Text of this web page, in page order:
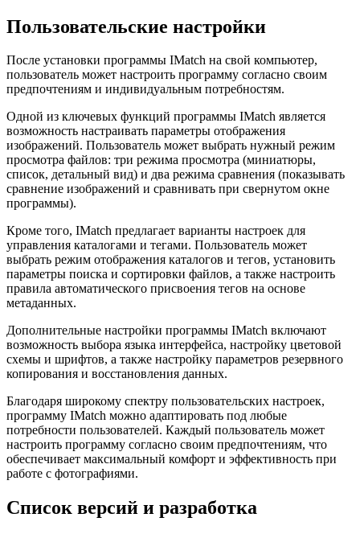
Пользовательские настройки
После установки программы IMatch на свой компьютер,
пользователь может настроить программу согласно своим
предпочтениям и индивидуальным потребностям.
Одной из ключевых функций программы IMatch является
возможность настраивать параметры отображения
изображений. Пользователь может выбрать нужный режим
просмотра файлов: три режима просмотра (миниатюры,
список, детальный вид) и два режима сравнения (показывать
сравнение изображений и сравнивать при свернутом окне
программы).
Кроме того, IMatch предлагает варианты настроек для
управления каталогами и тегами. Пользователь может
выбрать режим отображения каталогов и тегов, установить
параметры поиска и сортировки файлов, а также настроить
правила автоматического присвоения тегов на основе
метаданных.
Дополнительные настройки программы IMatch включают
возможность выбора языка интерфейса, настройку цветовой
схемы и шрифтов, а также настройку параметров резервного
копирования и восстановления данных.
Благодаря широкому спектру пользовательских настроек,
программу IMatch можно адаптировать под любые
потребности пользователей. Каждый пользователь может
настроить программу согласно своим предпочтениям, что
обеспечивает максимальный комфорт и эффективность при
работе с фотографиями.
Список версий и разработка